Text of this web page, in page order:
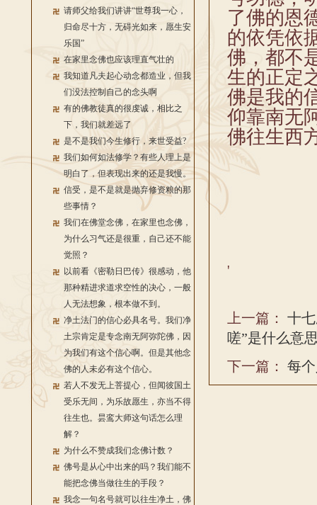
请师父给我们讲讲“世尊我一心，
归命尽十方，无碍光如来，愿生安
乐国”
在家里念佛也应该理直气壮的
我知道凡夫起心动念都造业，但我
们没法控制自己的念头啊
有的佛教徒真的很虔诚，相比之
下，我们就差远了
是不是我们今生修行，来世受益?
我们如何如法修学？有些人理上是
明白了，但表现出来的还是我慢。
信受，是不是就是抛弃修资粮的那
些事情？
我们在佛堂念佛，在家里也念佛，
为什么习气还是很重，自己还不能
觉照？
以前看《密勒日巴传》很感动，他
那种精进求道求空性的决心，一般
人无法想象，根本做不到。
净土法门的信心必具名号。我们净
土宗肯定是专念南无阿弥陀佛，因
为我们有这个信心啊。但是其他念
佛的人未必有这个信心。
若人不发无上菩提心，但闻彼国土
受乐无间，为乐故愿生，亦当不得
往生也。昙鸾大师这句话怎么理
解？
为什么不赞成我们念佛计数？
佛号是从心中出来的吗？我们能不
能把念佛当做往生的手段？
我念一句名号就可以往生净土，佛
了佛的恩
的依凭依
佛，都不
生的正定
佛是我的
仰靠南无
佛往生西
'
上一篇： 十
嗟”是什么意
下一篇： 每